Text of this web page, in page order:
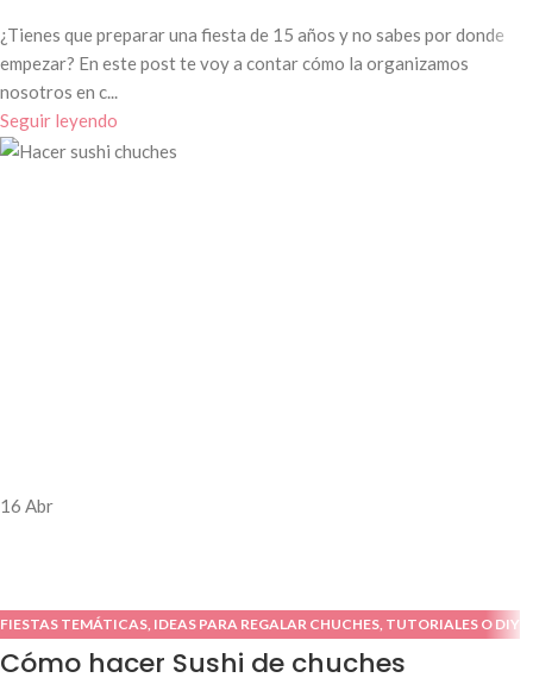
¿Tienes que preparar una fiesta de 15 años y no sabes por donde
empezar? En este post te voy a contar cómo la organizamos
nosotros en c...
Seguir leyendo
16 Abr
FIESTAS TEMÁTICAS, IDEAS PARA REGALAR CHUCHES, TUTORIALES O DIY
Cómo hacer Sushi de chuches